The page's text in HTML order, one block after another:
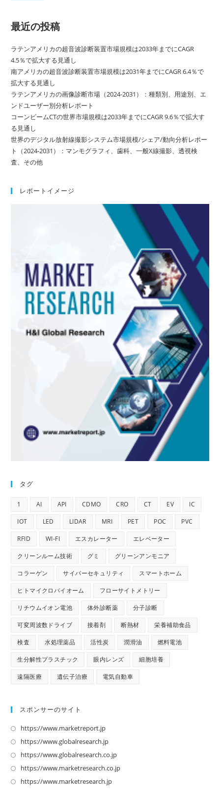
最近の投稿
ラテンアメリカの超音波診断装置市場規模は2033年までにCAGR
4.5％で拡大する見通し
南アメリカの超音波診断装置市場規模は2031年までにCAGR 6.4％で
拡大する見通し
ラテンアメリカの画像診断市場（2024-2031）：種類別、用途別、エ
ンドユーザー別分析レポート
コーンビームCTの世界市場規模は2033年までにCAGR 9.6％で拡大す
る見通し
世界のデジタル放射線撮影システム市場規模/シェア/動向分析レポー
ト（2024-2031）：マンモグラフィ、歯科、一般X線撮影、透視検
査、その他
レポートイメージ
タグ
1 AI API CDMO CRO CT EV IC
IOT LED LIDAR MRI PET POC PVC
RFID WI-FI エスカレーター エレベーター
クリーンルーム技術 グミ グリーンアンモニア
コラーゲン サイバーセキュリティ スマートホーム
ヒトマイクロバイオーム フローサイトメトリー
リチウムイオン電池 体外診断薬 分子診断
可変周波数ドライブ 接着剤 断熱材 栄養補助食品
検査 水処理薬品 活性炭 潤滑油 燃料電池
生分解性プラスチック 眼内レンズ 細胞培養
遠隔医療 遺伝子治療 電気自動車
スポンサーのサイト
https://www.marketreport.jp新
し
い
タ
ブ
https://www.globalresearch.jp新
し
い
タ
https://www.globalresearch.co.jp新
し
https://www.marketresearch.co.jp新
https://www.marketresearch.jp新